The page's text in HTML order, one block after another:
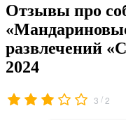
Отзывы про
развлечений
2024
3 /2